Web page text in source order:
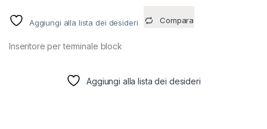
Aggiungi alla lista dei desideri Compara
Inseritore per terminale block
Aggiungi alla lista dei desideri